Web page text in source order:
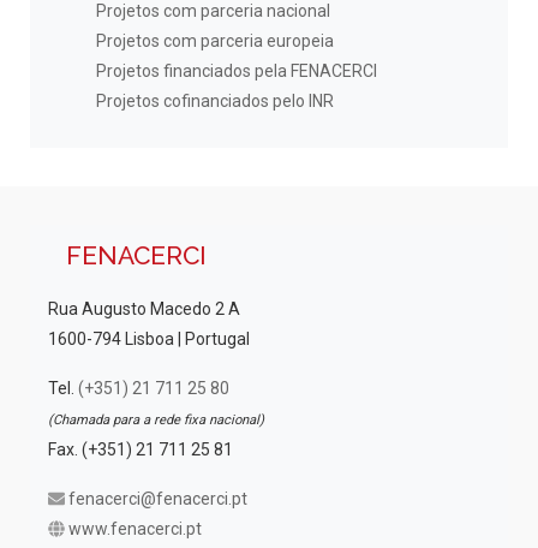
Projetos com parceria nacional
Projetos com parceria europeia
Projetos financiados pela FENACERCI
Projetos cofinanciados pelo INR
FENACERCI
Rua Augusto Macedo 2 A
1600-794 Lisboa | Portugal
Tel. (+351) 21 711 25 80
(Chamada para a rede fixa nacional)
Fax. (+351) 21 711 25 81
fenacerci@fenacerci.pt
www.fenacerci.pt